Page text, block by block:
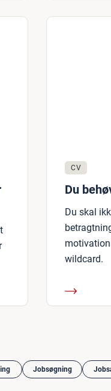
CV
Du
Du skal
wildcard.
Jobsøgning